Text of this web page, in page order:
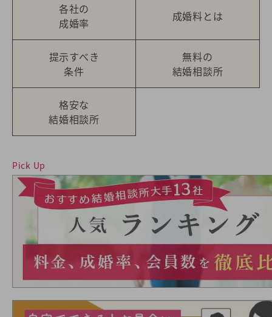
各社の
成婚率
成婚料とは
提示すべき
条件
無料の
結婚相談所
格安な
結婚相談所
Pick Up